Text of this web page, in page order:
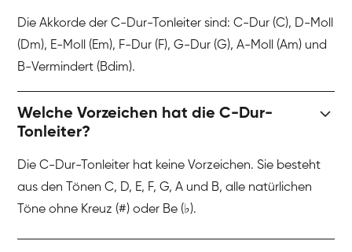
Die Akkorde der C-Dur-Tonleiter sind: C-Dur (C), D-Moll
(Dm), E-Moll (Em), F-Dur (F), G-Dur (G), A-Moll (Am) und
B-Vermindert (Bdim).
Welche Vorzeichen hat die C-Dur-
Tonleiter?
Die C-Dur-Tonleiter hat keine Vorzeichen. Sie besteht
aus den Tönen C, D, E, F, G, A und B, alle natürlichen
Töne ohne Kreuz (#) oder Be (♭).